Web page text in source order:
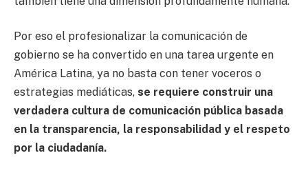
Por eso el profesionalizar la comunicación de
gobierno se ha convertido en una tarea urgente en
América Latina, ya no basta con tener voceros o
estrategias mediáticas, se requiere construir una
verdadera cultura de comunicación pública basada
en la transparencia, la responsabilidad y el respeto
por la ciudadanía.